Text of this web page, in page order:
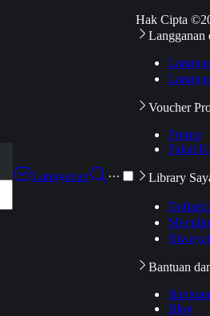
Langganan
···
Hak Cipta
Langganan
Voucher
Promo
Pakai
Library
Bantuan
Bantuan
Blog